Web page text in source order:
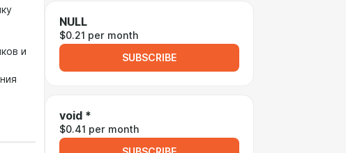
и
NULL
$0.21 per month
SUBSCRIBE
void *
$0.41 per month